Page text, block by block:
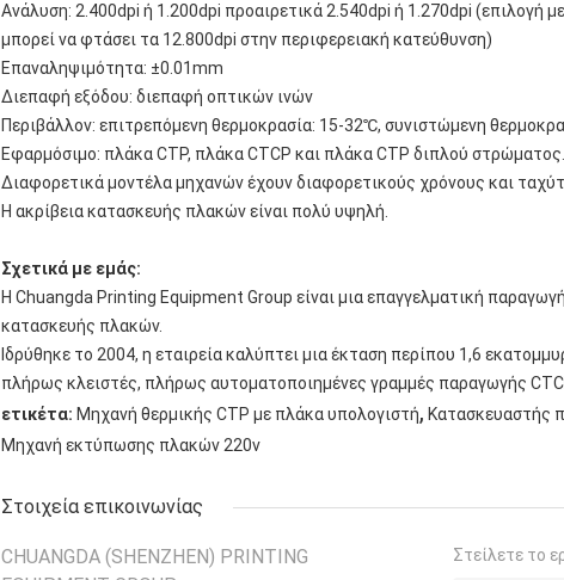
Ανάλυση: 2.400dpi ή 1.200dpi προαιρετικά 2.540dpi ή 1.270dpi (επιλογή
μπορεί να φτάσει τα 12.800dpi στην περιφερειακή κατεύθυνση)
Επαναληψιμότητα: ±0.01mm
Διεπαφή εξόδου: διεπαφή οπτικών ινών
Περιβάλλον: επιτρεπόμενη θερμοκρασία: 15-32℃, συνιστώμενη
Εφαρμόσιμο: πλάκα CTP, πλάκα CTCP και πλάκα CTP διπλού στρώματος.
Διαφορετικά μοντέλα μηχανών έχουν διαφορετικούς χρόνους και
Η ακρίβεια κατασκευής πλακών είναι πολύ υψηλή.
Σχετικά με εμάς:
Η Chuangda Printing Equipment Group είναι μια επαγγελματική
κατασκευής πλακών.
Ιδρύθηκε το 2004, η εταιρεία καλύπτει μια έκταση περίπου 1,6
πλήρως κλειστές, πλήρως αυτοματοποιημένες γραμμές παραγωγής
ετικέτα: Μηχανή θερμικής CTP με πλάκα υπολογιστή, Κατασκευαστής
Μηχανή εκτύπωσης πλακών 220v
Στοιχεία επικοινωνίας
CHUANGDA (SHENZHEN) PRINTING
Στείλετε το